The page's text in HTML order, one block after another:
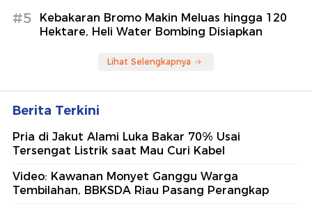
#5
Kebakaran Bromo Makin Meluas hingga 120
Hektare, Heli Water Bombing Disiapkan
Lihat Selengkapnya
Berita Terkini
Pria di Jakut Alami Luka Bakar 70% Usai
Tersengat Listrik saat Mau Curi Kabel
Video: Kawanan Monyet Ganggu Warga
Tembilahan, BBKSDA Riau Pasang Perangkap